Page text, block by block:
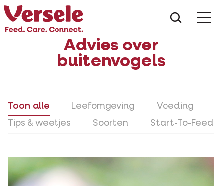
Advies over
buitenvogels
Toon alle Leefomgeving
Voeding
Tips & weetjes
Soorten Start-To-Feed